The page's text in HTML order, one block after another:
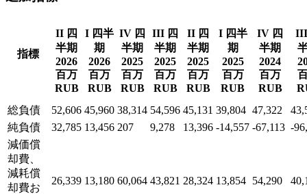
指標
II 四
半期
2026
百万
RUB
I 四半
期
2026
百万
RUB
IV 四
半期
2025
百万
RUB
III 四
半期
2025
百万
RUB
II 四
半期
2025
百万
RUB
I 四半
期
2025
百万
RUB
IV 四
半期
2024
百万
RUB
総負債
52,606 45,960 38,314 54,596 45,131 39,804 47,322
純負債
32,785 13,456 207 9,278 13,396 -14,557 -67,113 -
減価償
却費、
減耗償
却費お
26,339 13,180 60,064 43,821 28,324 13,854 54,290